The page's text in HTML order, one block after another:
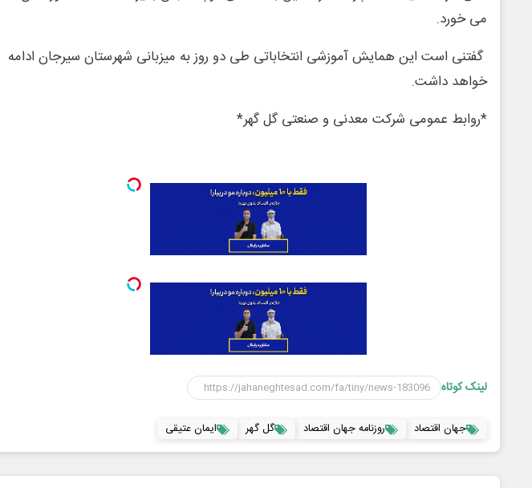
می خورد.
گفتنی است این همایش آموزشی انتخاباتی طی دو روز به میزبانی شهرستان سیرجان ادامه
خواهد داشت.
*روابط عمومی شرکت معدنی و صنعتی گل گهر*
لینک کوتاه
جهان اقتصاد روزنامه جهان اقتصاد گل گهر ایمان عتیقی